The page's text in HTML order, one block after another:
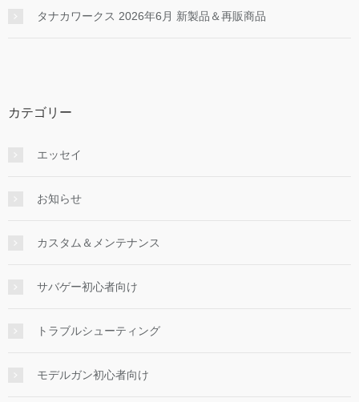
タナカワークス 2026年6月 新製品＆再販商品
カテゴリー
エッセイ
お知らせ
カスタム＆メンテナンス
サバゲー初心者向け
トラブルシューティング
モデルガン初心者向け